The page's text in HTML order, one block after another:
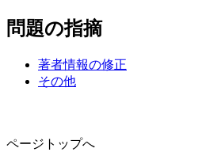
問題の指摘
著者情報の修正
その他
ページトップへ